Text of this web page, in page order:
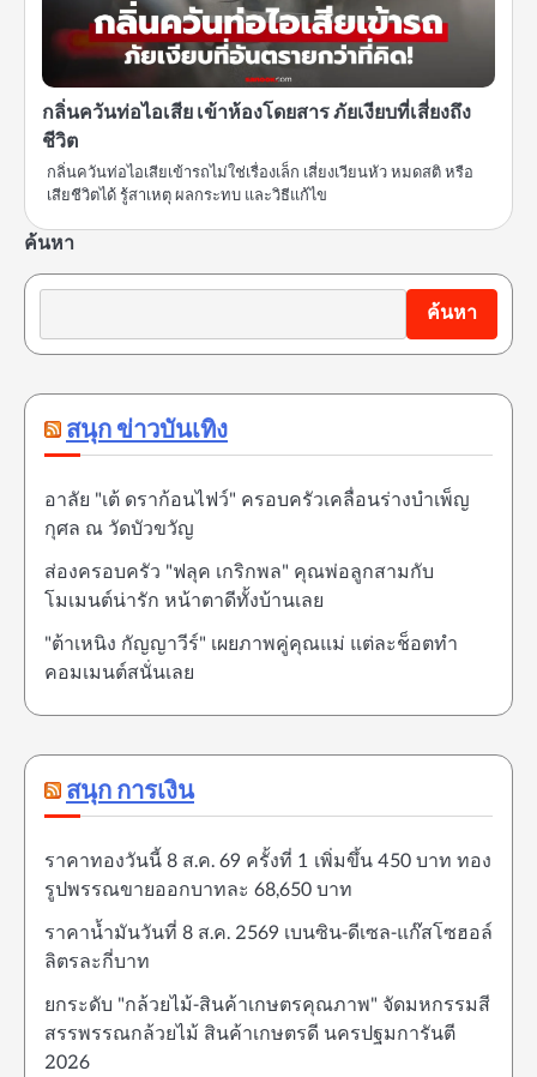
กลิ่นควันท่อไอเสีย เข้าห้องโดยสาร ภัยเงียบที่เสี่ยงถึง
ชีวิต
กลิ่นควันท่อไอเสียเข้ารถไม่ใช่เรื่องเล็ก เสี่ยงเวียนหัว หมดสติ หรือ
เสียชีวิตได้ รู้สาเหตุ ผลกระทบ และวิธีแก้ไข
ค้นหา
ค้นหา
สนุก ข่าวบันเทิง
อาลัย "เต้ ดราก้อนไฟว์" ครอบครัวเคลื่อนร่างบำเพ็ญ
กุศล ณ วัดบัวขวัญ
ส่องครอบครัว "ฟลุค เกริกพล" คุณพ่อลูกสามกับ
โมเมนต์น่ารัก หน้าตาดีทั้งบ้านเลย
"ต้าเหนิง กัญญาวีร์" เผยภาพคู่คุณแม่ แต่ละช็อตทำ
คอมเมนต์สนั่นเลย
สนุก การเงิน
ราคาทองวันนี้ 8 ส.ค. 69 ครั้งที่ 1 เพิ่มขึ้น 450 บาท ทอง
รูปพรรณขายออกบาทละ 68,650 บาท
ราคาน้ำมันวันที่ 8 ส.ค. 2569 เบนซิน-ดีเซล-แก๊สโซฮอล์
ลิตรละกี่บาท
ยกระดับ "กล้วยไม้-สินค้าเกษตรคุณภาพ" จัดมหกรรมสี
สรรพรรณกล้วยไม้ สินค้าเกษตรดี นครปฐมการันตี
2026